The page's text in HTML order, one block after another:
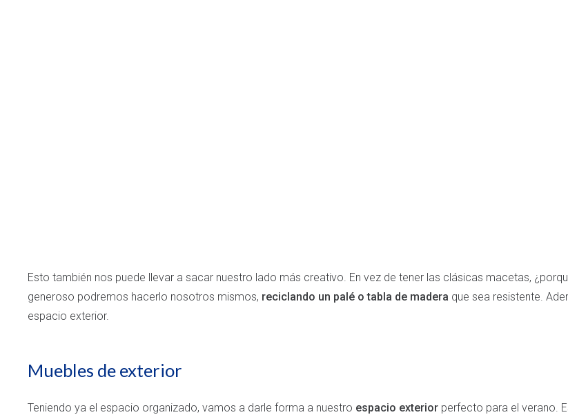
Esto también nos puede llevar a sacar nuestro lado más creativo. En vez de tener las clásicas macetas,
generoso podremos hacerlo nosotros mismos, reciclando un palé o tabla de madera que sea resistente.
espacio exterior.
Muebles de exterior
Teniendo ya el espacio organizado, vamos a darle forma a nuestro espacio exterior perfecto para el verano.